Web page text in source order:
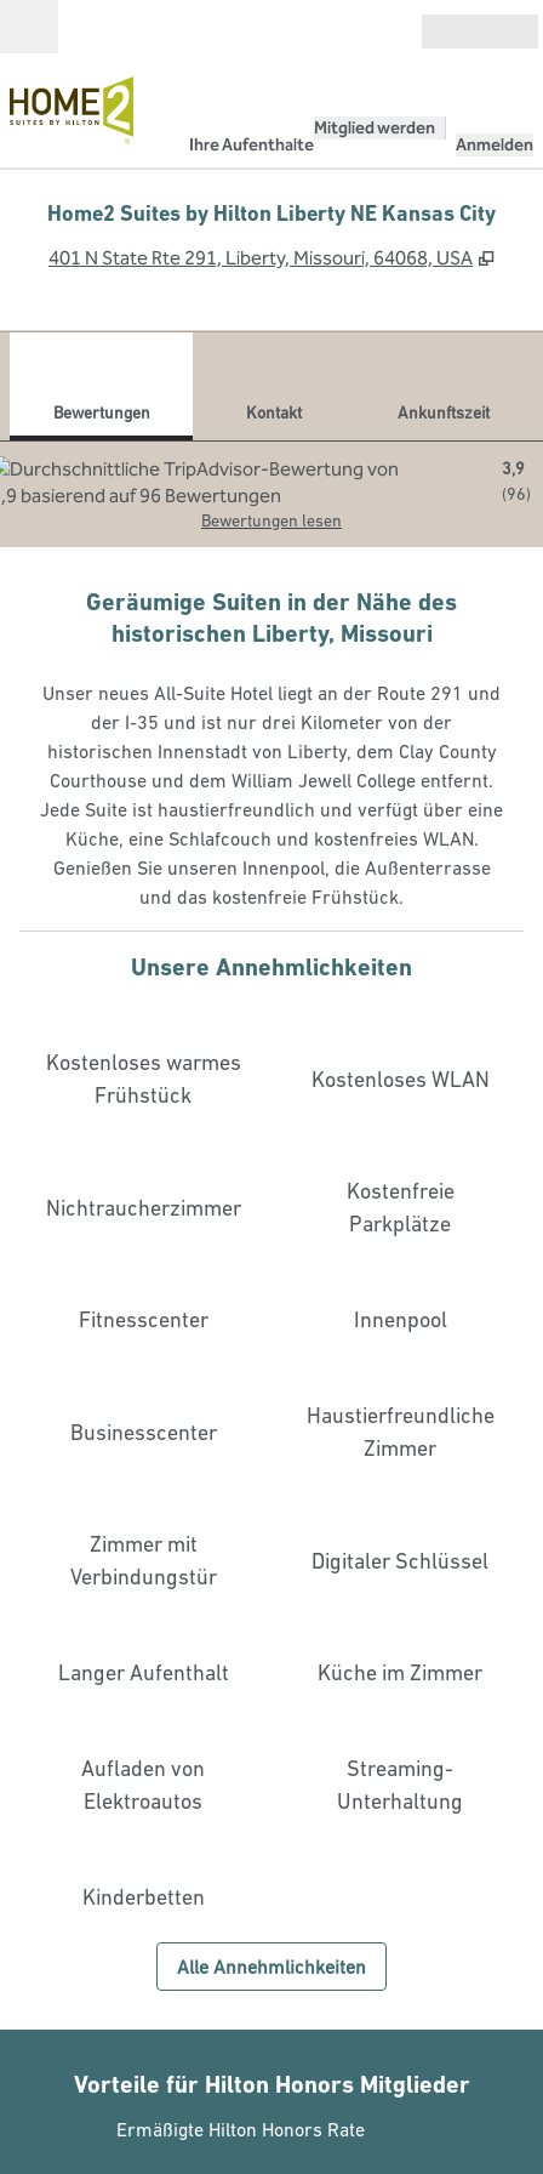
Ihre Aufenthalte
Mitglied werden
Anmelden
Home2 Suites by Hilton Liberty NE Kansas City
401 N State Rte 291, Liberty, Missouri, 64068, USA ,
Bewertungen Kontakt
Ankunftszeit
3,9
(96)
Bewertungen lesen
Geräumige Suiten in der Nähe des
historischen Liberty, Missouri
Unser neues All-Suite Hotel liegt an der Route 291 und
der I-35 und ist nur drei Kilometer von der
historischen Innenstadt von Liberty, dem Clay County
Courthouse und dem William Jewell College entfernt.
Jede Suite ist haustierfreundlich und verfügt über eine
Küche, eine Schlafcouch und kostenfreies WLAN.
Genießen Sie unseren Innenpool, die Außenterrasse
und das kostenfreie Frühstück.
Unsere Annehmlichkeiten
Kostenloses warmes
Frühstück
Kostenloses WLAN
Nichtraucher­zimmer
Kostenfreie
Parkplätze
Fitnesscenter Innenpool
Business­center
Haustier­freundliche
Zimmer
Zimmer mit
Verbindungstür
Digitaler Schlüssel
Langer Aufenthalt Küche im Zimmer
Aufladen von
Elektroautos
Streaming-
Unterhaltung
Kinderbetten
Alle Annehmlichkeiten
Vorteile für Hilton Honors Mitglieder
Ermäßigte Hilton Honors Rate